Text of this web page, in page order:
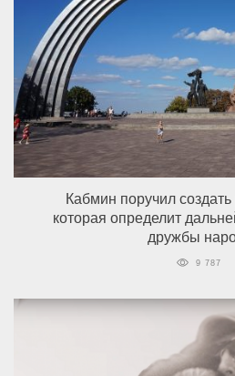
Кабмин поручил
которая определит
дружбы
9 787